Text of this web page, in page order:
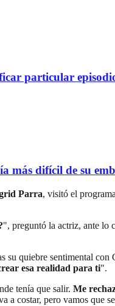
particular
más difícil de su
Parra, visitó el programa
", preguntó la actriz, ante lo
su quiebre sentimental
esa realidad para ti".
tenía que salir. Me
a costar, pero vamos que